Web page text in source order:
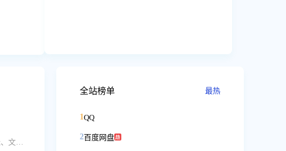
多端协同，快速传输网址、文件安全纯净快速，打造极致浏览体验AI创作工具：AI 生图：支持上传参考图，多种风格0门槛转绘。AI 写作：写文案、写大纲，思路更清晰；擅长多种体裁，写作内容不重复。AI PPT：超多模板，自动排版填充，效率翻倍AI 编程：高效解析代码，协助编写程序AI高效浏览网页：AI解析学习/工作文档，迅速提取要点高效阅读网页内容， 解读重要信息网课视频一键总结，学习效率直线飙升夸克网盘：6T超大空间，超速下载100G大文件无损快速传输电脑资料安心存，自动备份超级播放器，免费5倍速
全站榜单 最热
1QQ
2百度网盘